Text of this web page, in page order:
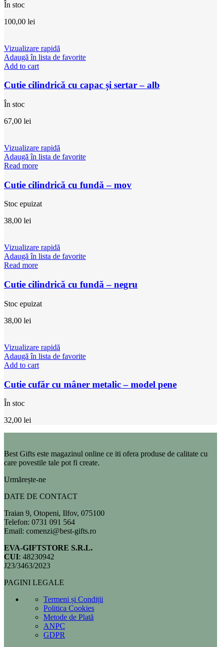
În stoc
100,00 lei
Vizualizare rapidă
Adaugă în lista de favorite
Add to cart
Cutie cilindrică cu capac și sertar – alb
În stoc
67,00 lei
Vizualizare rapidă
Adaugă în lista de favorite
Read more
Cutie cilindrică cu fundă – mov
Stoc epuizat
38,00 lei
Vizualizare rapidă
Adaugă în lista de favorite
Read more
Cutie cilindrică cu fundă – negru
Stoc epuizat
38,00 lei
Vizualizare rapidă
Adaugă în lista de favorite
Add to cart
Cutie cufăr cu mâner metalic – model pene
În stoc
32,00 lei
Best Gifts este magazinul online ce iti ofera produse de calitate cu
care povestile tale pot fi create.
Urmărește-ne
DATE DE CONTACT
Traian 9, Otopeni, Ilfov, 075100
Telefon: 0731 091 564
Email: comenzi@best-gifts.ro
EVA-GIFTSTORE S.R.L.
CUI: 48230942
J23/3463/2023
PAGINI LEGALE
Termeni și Condiții
Politica Cookies
Metode de Plată
ANPC
GDPR